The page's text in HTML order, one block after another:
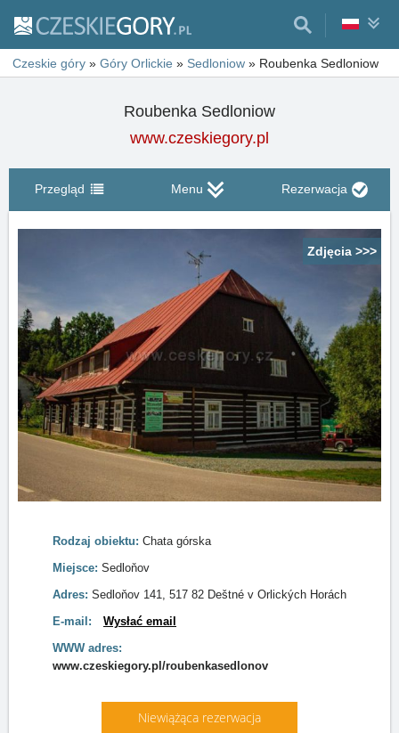
Czeskie góry » Góry Orlickie » Sedloniow » Roubenka Sedloniow
Roubenka Sedloniow
www.czeskiegory.pl
Przegląd Menu Rezerwacja
Zdjęcia >>>
Rodzaj obiektu: Chata górska
Miejsce: Sedloňov
Adres: Sedloňov 141, 517 82 Deštné v Orlických Horách
E-mail:
Wysłać email
WWW adres:
www.czeskiegory.pl/roubenkasedlonov
Niewiążąca rezerwacja